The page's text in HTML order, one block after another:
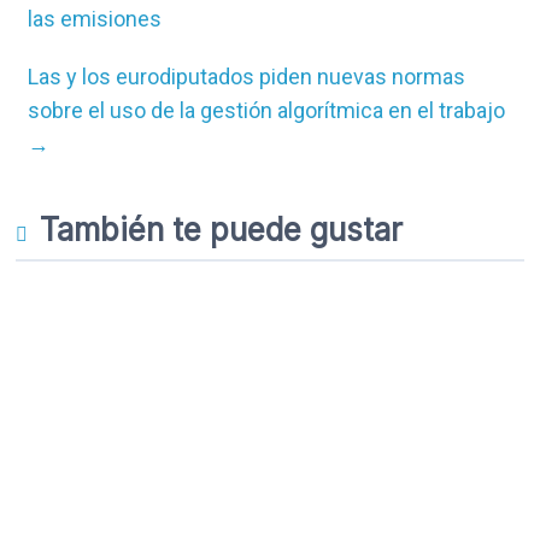
las emisiones
Las y los eurodiputados piden nuevas normas
sobre el uso de la gestión algorítmica en el trabajo
→
También te puede gustar